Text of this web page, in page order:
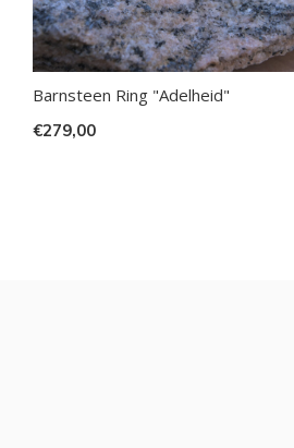
Barnsteen Ring "Adelheid"
€279,00